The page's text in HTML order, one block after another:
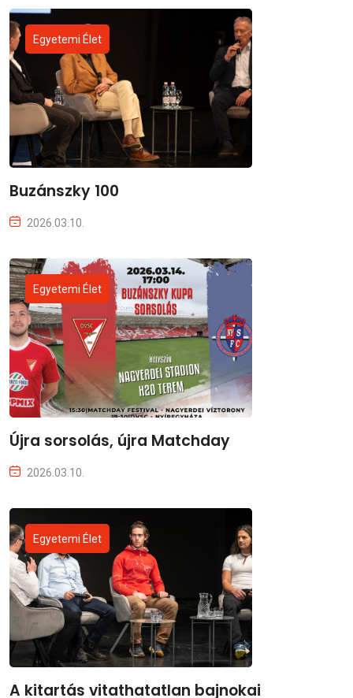
Egyetemi Élet
Buzánszky 100
2026.03.10.
Egyetemi Élet
Újra sorsolás, újra Matchday
2026.03.10.
Egyetemi Élet
A kitartás vitathatatlan bajnokai